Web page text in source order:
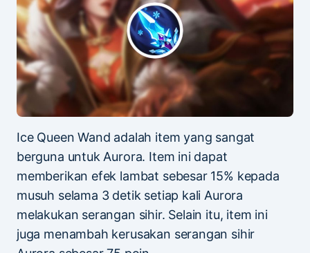
Ice Queen Wand adalah item yang sangat
berguna untuk Aurora. Item ini dapat
memberikan efek lambat sebesar 15% kepada
musuh selama 3 detik setiap kali Aurora
melakukan serangan sihir. Selain itu, item ini
juga menambah kerusakan serangan sihir